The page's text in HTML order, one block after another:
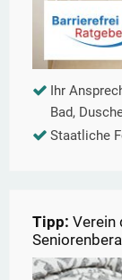
Ihr
Bad,
Staatliche
Tipp: Verein